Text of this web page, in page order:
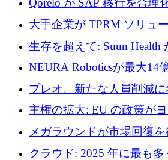
Qorelo が SAP 移行を合理
ドルを調達
大手企業が TPRM ソリュ
Vanta を選択する理由
生存を超えて: Suun Health
ように再考しているか
NEURA Roboticsが最大14
Bending Spoonsが米国IPO
4億ポンドのチップ計画を
プレオ、新たな人員削減
雇
主権の拡大: EU の政策が
プテック戦略をどのよう
メガラウンドが市場回復
ハイテク資金調達は5月に
クラウド: 2025 年に最も